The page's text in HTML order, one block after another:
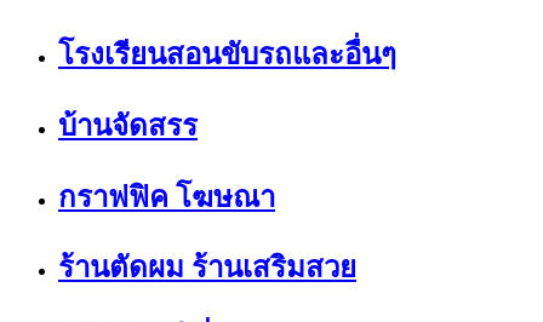
โรงเรียนสอนขับรถและอื่นๆ
บ้านจัดสรร
กราฟฟิค โฆษณา
ร้านตัดผม ร้านเสริมสวย